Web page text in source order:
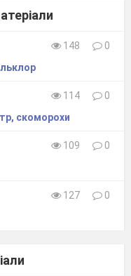
148
0
114
0
скоморохи
109
0
127
0